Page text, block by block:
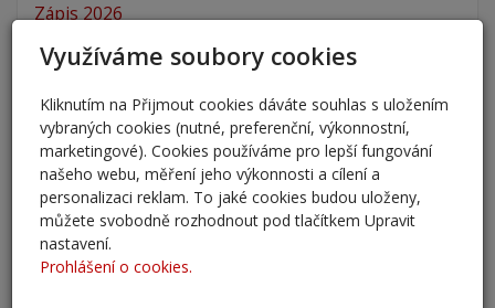
Zápis 2026
Nový školní rok - informace
31. 8. 2025
Pěšky do školy
29. 8. 2025
Adaptační kurzy
27. 8. 2025
Využíváme soubory cookies
Kliknutím na Přijmout cookies dáváte souhlas s uložením
vybraných cookies (nutné, preferenční, výkonnostní,
marketingové). Cookies používáme pro lepší fungování
našeho webu, měření jeho výkonnosti a cílení a
personalizaci reklam. To jaké cookies budou uloženy,
můžete svobodně rozhodnout pod tlačítkem Upravit
nastavení.
Prohlášení o cookies.